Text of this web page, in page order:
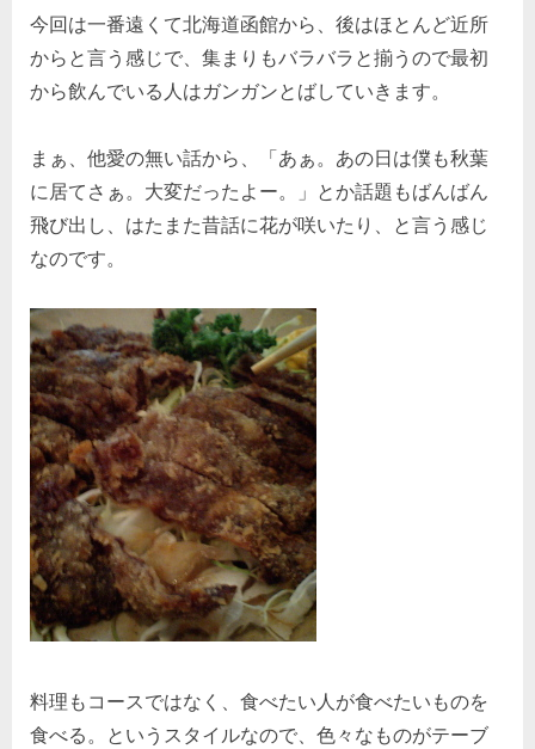
今回は一番遠くて北海道函館から、後はほとんど近所
からと言う感じで、集まりもバラバラと揃うので最初
から飲んでいる人はガンガンとばしていきます。
まぁ、他愛の無い話から、「あぁ。あの日は僕も秋葉
に居てさぁ。大変だったよー。」とか話題もばんばん
飛び出し、はたまた昔話に花が咲いたり、と言う感じ
なのです。
料理もコースではなく、食べたい人が食べたいものを
食べる。というスタイルなので、色々なものがテーブ